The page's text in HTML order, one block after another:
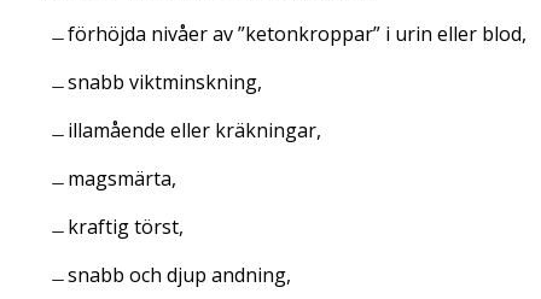
förhöjda nivåer av ”ketonkroppar” i urin eller blod,
snabb viktminskning,
illamående eller kräkningar,
magsmärta,
kraftig törst,
snabb och djup andning,